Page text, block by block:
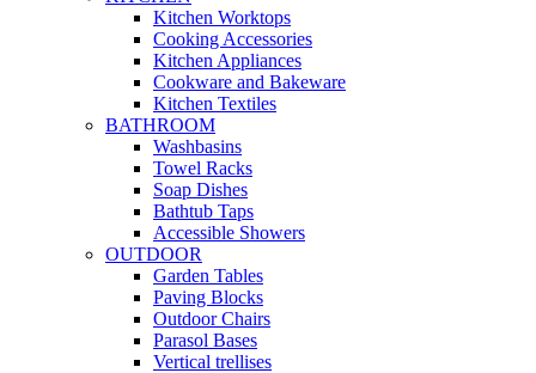
Kitchen Worktops
Cooking Accessories
Kitchen Appliances
Cookware and Bakeware
Kitchen Textiles
BATHROOM
Washbasins
Towel Racks
Soap Dishes
Bathtub Taps
Accessible Showers
OUTDOOR
Garden Tables
Paving Blocks
Outdoor Chairs
Parasol Bases
Vertical trellises